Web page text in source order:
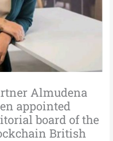
Almudena
appointed
board of the
British